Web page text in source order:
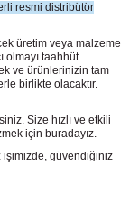
resmi distribütör
üretim veya malzeme
olmayı taahhüt
ve ürünlerinizin tam
birlikte olacaktır.
Size hızlı ve etkili
için buradayız.
işimizde, güvendiğiniz